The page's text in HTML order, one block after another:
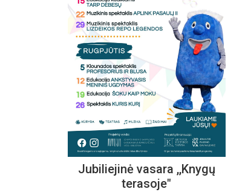
Jubiliejinė vasara ,,Knygų
terasoje"